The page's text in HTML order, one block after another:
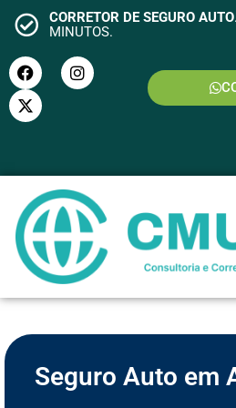
CORRETOR DE SEGURO AUTO
MINUTOS.
SEGURO M
Seguro Auto em